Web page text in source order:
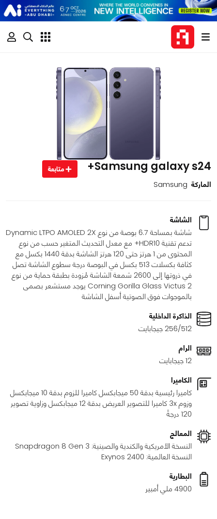
Samsung galaxy s24+ متابعة
الماركة Samsung
الشاشة
شاشة بمساحة 6.7 بوصة من نوع Dynamic LTPO AMOLED 2X
تدعم تقنية HDR10+ مع معدل التحديث المتغير حسب من نوع
المحتوى من 1 هرتز حتى 120 هرتز الشاشة بدقة 1440 بكسل مع
كثافة بكسلات 513 بكسل في البوصة درجة سطوع الشاشة تصل
في ذروتها إلى 2600 شمعة الشاشة مُزودة بطبقة حماية من نوع
Corning Gorilla Glass Victus 2 يوجد مستشعر بصمى
بالموجوات فوق الصوتية أسفل الشاشة
الذاكرة الداخلية
256/512 جيجابايت
الرام
12 جيجابايت
الكاميرا
كاميرا رئيسية بدقة 50 ميجابكسل كاميرا للزوم بدقة 10 ميجابكسل
وزوم 3x كاميرا للتصوير العريض بدقة 12 ميجابكسل وزاوية تصوير
120 درجةً
المعالج
النسخة الأمريكية والكندية والصينية: Snapdragon 8 Gen 3
النسخة العالمية: Exynos 2400
البطارية
4900 ملي أمبير